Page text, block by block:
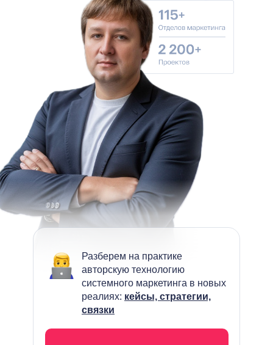
Разберем на практике
авторскую технологию
системного маркетинга в новых
реалиях: кейсы, стратегии,
связки